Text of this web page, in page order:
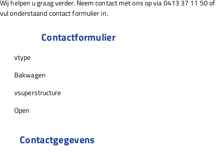
Wij helpen u graag verder. Neem contact met ons op via 0413 37 11 50 of
vul onderstaand contact formulier in.
Contactformulier
vtype
Bakwagen
vsuperstructure
Open
Contactgegevens